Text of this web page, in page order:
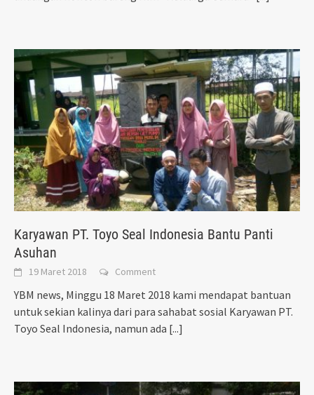
Karyawan PT. Toyo Seal Indonesia Bantu Panti
Asuhan
19 Maret 2018 Comment
YBM news, Minggu 18 Maret 2018 kami mendapat bantuan
untuk sekian kalinya dari para sahabat sosial Karyawan PT.
Toyo Seal Indonesia, namun ada [...]